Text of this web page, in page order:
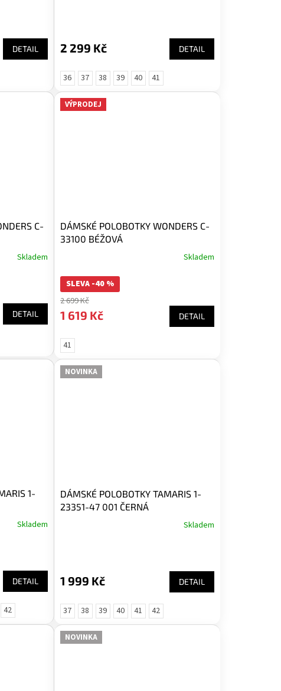
DETAIL 2 299 Kč DETAIL
36 37 38 39 40 41
C-
Skladem
DETAIL
VÝPRODEJ
DÁMSKÉ POLOBOTKY WONDERS C-
33100 BÉŽOVÁ
Skladem
SLEVA -40 %
2 699 Kč
1 619 Kč DETAIL
41
1-
Skladem
DETAIL
42
NOVINKA
DÁMSKÉ POLOBOTKY TAMARIS 1-
23351-47 001 ČERNÁ
Skladem
1 999 Kč DETAIL
37 38 39 40 41 42
NOVINKA